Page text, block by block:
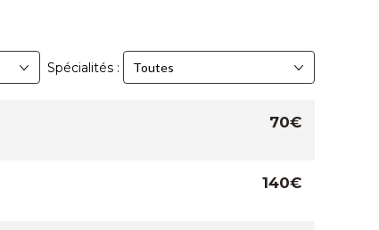
Spécialités :
70€
140€